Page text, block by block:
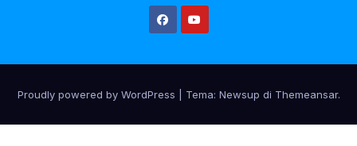
Proudly powered by WordPress Tema: Newsup di Themeansar.